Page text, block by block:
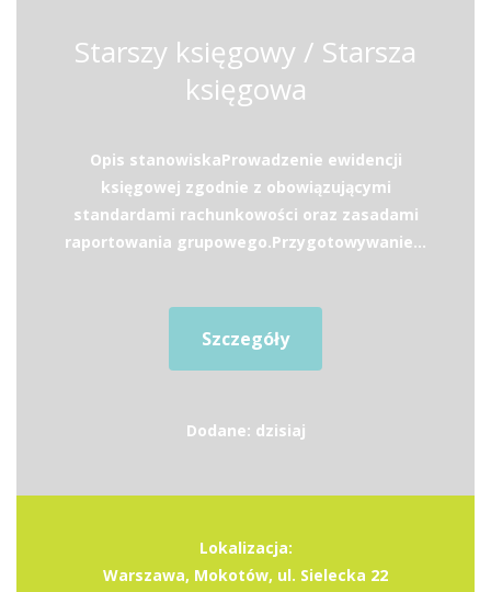
Starszy księgowy / Starsza
księgowa
Opis stanowiskaProwadzenie ewidencji
księgowej zgodnie z obowiązującymi
standardami rachunkowości oraz zasadami
raportowania grupowego.Przygotowywanie...
Szczegóły
Dodane: dzisiaj
Lokalizacja:
Warszawa, Mokotów, ul. Sielecka 22